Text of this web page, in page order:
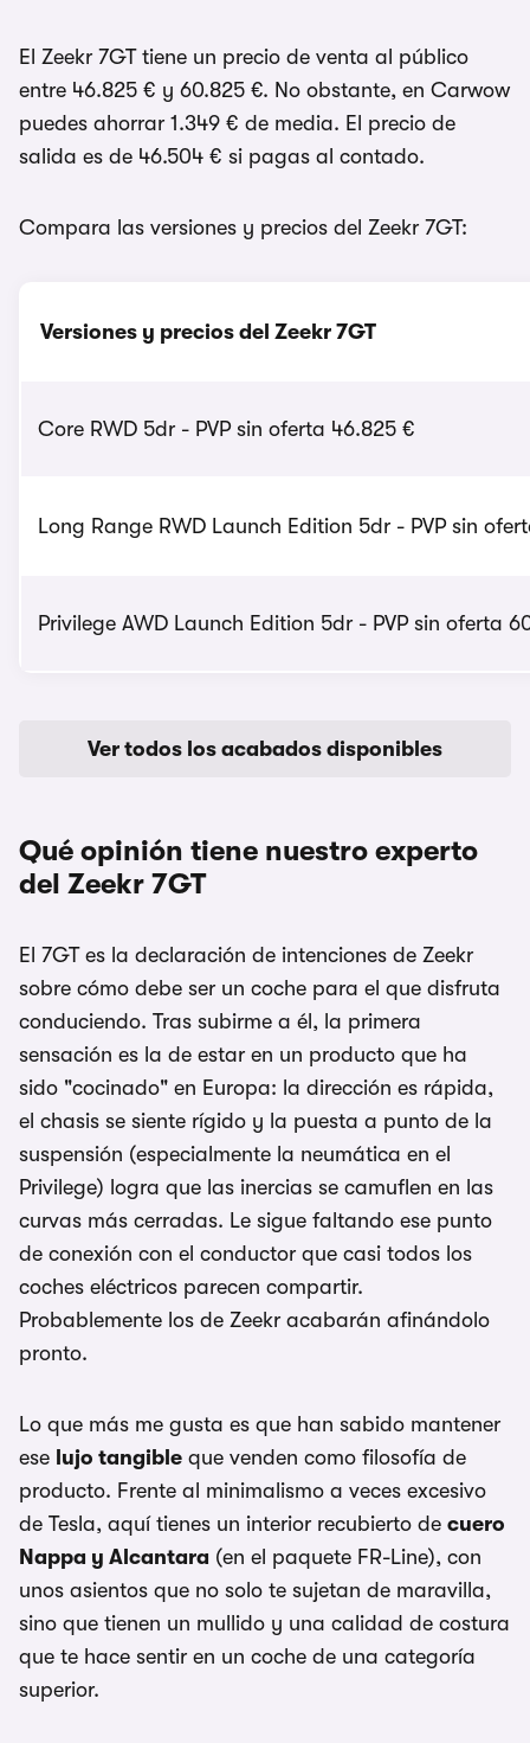
El Zeekr 7GT tiene un precio de venta al público
entre 46.825 € y 60.825 €. No obstante, en Carwow
puedes ahorrar 1.349 € de media. El precio de
salida es de 46.504 € si pagas al contado.
Compara las versiones y precios del Zeekr 7GT:
Versiones y precios del Zeekr 7GT
Core RWD 5dr - PVP sin oferta 46.825 €
Long Range RWD Launch Edition 5dr - PVP sin
Privilege AWD Launch Edition 5dr - PVP sin oferta
Ver todos los acabados disponibles
Qué opinión tiene nuestro experto
del Zeekr 7GT
El 7GT es la declaración de intenciones de Zeekr
sobre cómo debe ser un coche para el que disfruta
conduciendo. Tras subirme a él, la primera
sensación es la de estar en un producto que ha
sido "cocinado" en Europa: la dirección es rápida,
el chasis se siente rígido y la puesta a punto de la
suspensión (especialmente la neumática en el
Privilege) logra que las inercias se camuflen en las
curvas más cerradas. Le sigue faltando ese punto
de conexión con el conductor que casi todos los
coches eléctricos parecen compartir.
Probablemente los de Zeekr acabarán afinándolo
pronto.
Lo que más me gusta es que han sabido mantener
ese lujo tangible que venden como filosofía de
producto. Frente al minimalismo a veces excesivo
de Tesla, aquí tienes un interior recubierto de cuero
Nappa y Alcantara (en el paquete FR-Line), con
unos asientos que no solo te sujetan de maravilla,
sino que tienen un mullido y una calidad de costura
que te hace sentir en un coche de una categoría
superior.